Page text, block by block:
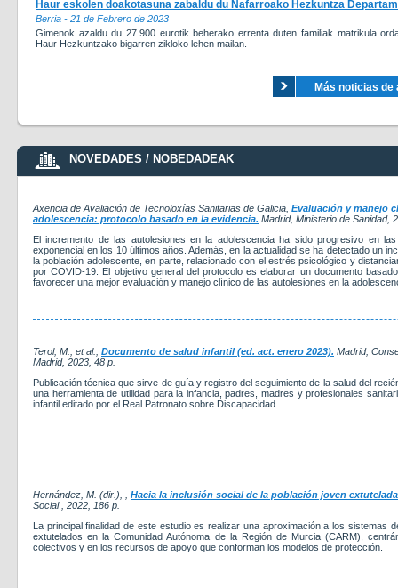
Haur eskolen doakotasuna zabaldu du Nafarroako Hezkuntza
Berria - 21 de Febrero de 2023
Gimenok azaldu du 27.900 eurotik beherako errenta duten familiak matrikula
Haur Hezkuntzako bigarren zikloko lehen mailan.
Más noticias
NOVEDADES / NOBEDADEAK
Axencia de Avaliación de Tecnoloxías Sanitarias de Galicia, Evaluación y manejo
adolescencia: protocolo basado en la evidencia. Madrid, Ministerio de Sanidad,
El incremento de las autolesiones en la adolescencia ha sido progresivo en
exponencial en los 10 últimos años. Además, en la actualidad se ha detectado un
la población adolescente, en parte, relacionado con el estrés psicológico y
por COVID-19. El objetivo general del protocolo es elaborar un documento
favorecer una mejor evaluación y manejo clínico de las autolesiones en la
Terol, M., et al., Documento de salud infantil (ed. act. enero 2023). Madrid,
Madrid, 2023 , 48 p.
Publicación técnica que sirve de guía y registro del seguimiento de la salud del
una herramienta de utilidad para la infancia, padres, madres y profesionales
infantil editado por el Real Patronato sobre Discapacidad.
Hernández, M. (dir.), , Hacia la inclusión social de la población joven
Social
, 2022 , 186 p.
La principal finalidad de este estudio es realizar una aproximación a los sistemas
extutelados en la Comunidad Autónoma de la Región de Murcia (CARM),
colectivos y en los recursos de apoyo que conforman los modelos de protección.